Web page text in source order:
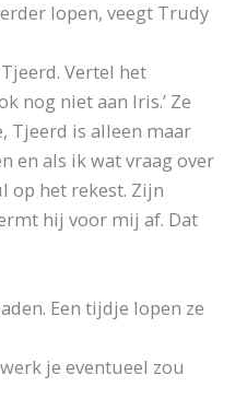
lopen, veegt Trudy
Vertel het
nog niet aan Iris.’ Ze
Tjeerd is alleen maar
en als ik wat vraag over
op het rekest. Zijn
hij voor mij af. Dat
Een tijdje lopen ze
je eventueel zou